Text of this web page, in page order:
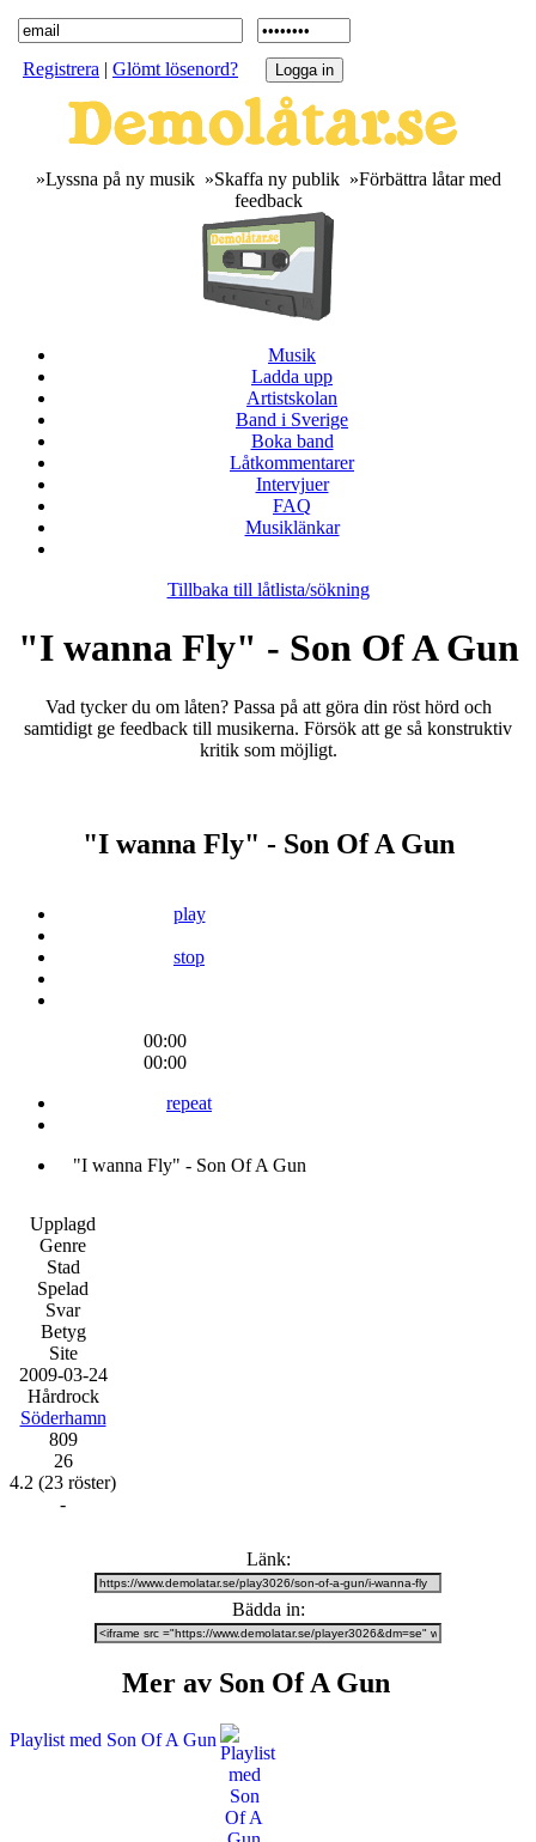
Registrera | Glömt lösenord?
»Lyssna på ny musik »Skaffa ny publik »Förbättra låtar med
feedback
Musik
Ladda upp
Artistskolan
Band i Sverige
Boka band
Låtkommentarer
Intervjuer
FAQ
Musiklänkar
Tillbaka till låtlista/sökning
"I wanna Fly" - Son Of A Gun
Vad tycker du om låten? Passa på att göra din röst hörd och
samtidigt ge feedback till musikerna. Försök att ge så konstruktiv
kritik som möjligt.
"I wanna Fly" - Son Of A Gun
play
stop
00:00
00:00
repeat
"I wanna Fly" - Son Of A Gun
Upplagd
Genre
Stad
Spelad
Svar
Betyg
Site
2009-03-24
Hårdrock
Söderhamn
809
26
4.2 (23 röster)
-
Länk:
Bädda in:
Mer av Son Of A Gun
Playlist med Son Of A Gun